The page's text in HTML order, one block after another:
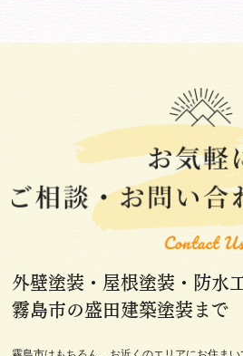
外壁塗装・屋根塗装・防水
霧島市の盛田建築塗装まで